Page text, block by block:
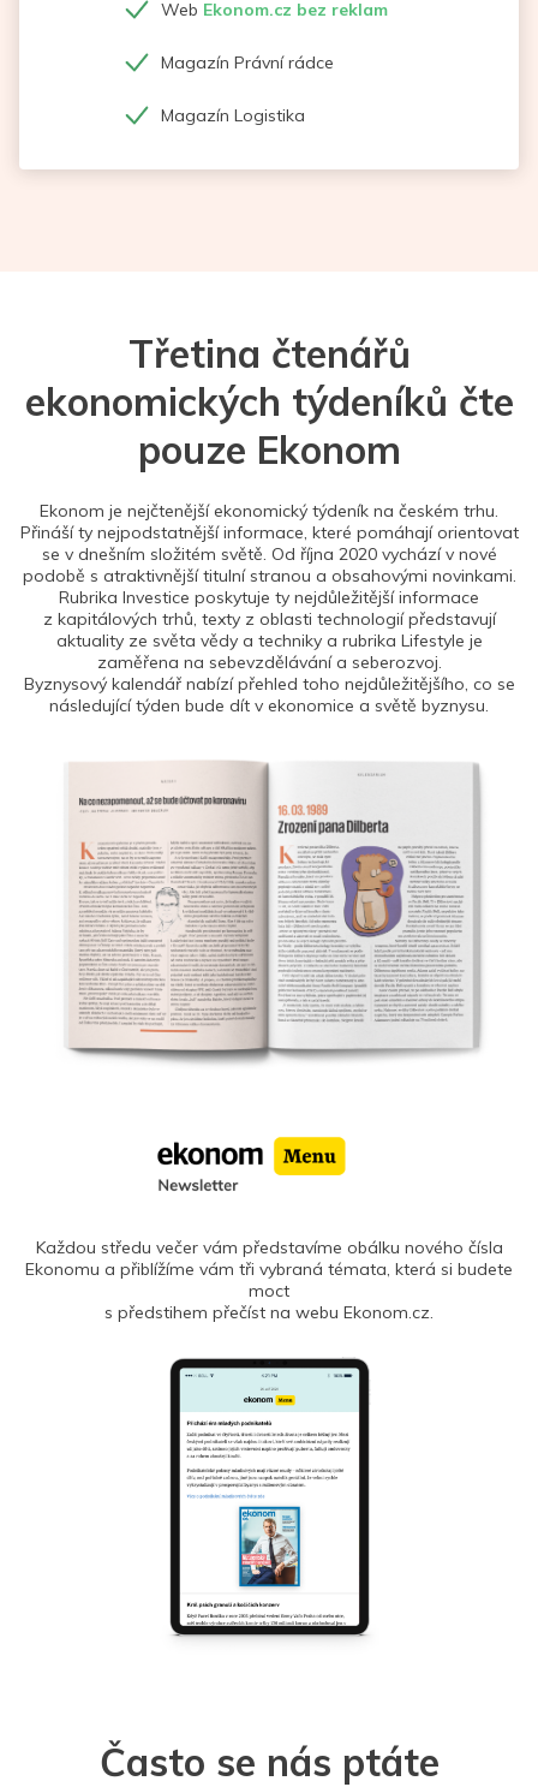
Web Ekonom.cz bez reklam
Magazín Právní rádce
Magazín Logistika
Třetina čtenářů
ekonomických týdeníků čte
pouze Ekonom
Ekonom je nejčtenější ekonomický týdeník na českém trhu.
Přináší ty nejpodstatnější informace, které pomáhají orientovat
se v dnešním složitém světě. Od října 2020 vychází v nové
podobě s atraktivnější titulní stranou a obsahovými novinkami.
Rubrika Investice poskytuje ty nejdůležitější informace
z kapitálových trhů, texty z oblasti technologií představují
aktuality ze světa vědy a techniky a rubrika Lifestyle je
zaměřena na sebevzdělávání a seberozvoj.
Byznysový kalendář nabízí přehled toho nejdůležitějšího, co se
následující týden bude dít v ekonomice a světě byznysu.
Každou středu večer vám představíme obálku nového čísla
Ekonomu a přiblížíme vám tři vybraná témata, která si budete
moct
s předstihem přečíst na webu Ekonom.cz.
Často se nás ptáte